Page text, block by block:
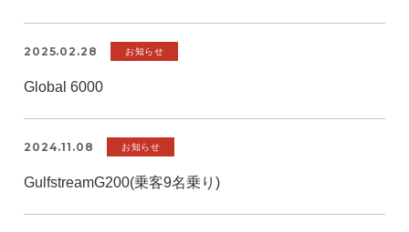
2025.02.28 お知らせ
Global 6000
2024.11.08 お知らせ
GulfstreamG200(乗客9名乗り)